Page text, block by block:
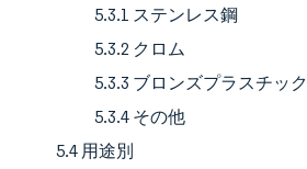
5.3.1 ステンレス鋼
5.3.2 クロム
5.3.3 ブロンズプラスチック
5.3.4 その他
5.4 用途別